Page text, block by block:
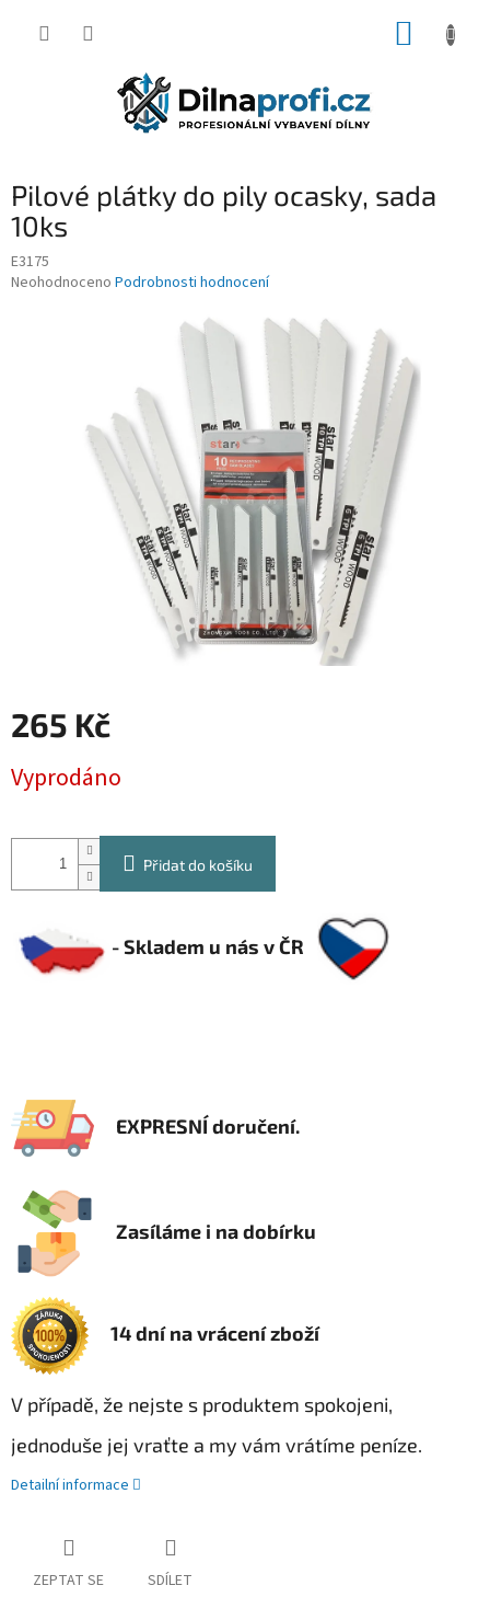
Pilové plátky do pily ocasky, sada
10ks
E3175
Průměrné
Neohodnoceno Podrobnosti hodnocení
265 Kč
cena:
Vyprodáno
Přidat do košíku
- Skladem u nás v ČR
EXPRESNÍ doručení.
Zasíláme i na dobírku
14 dní na vrácení zboží
V případě, že nejste s produktem spokojeni,
jednoduše jej vraťte a my vám vrátíme peníze.
Detailní informace
ZEPTAT SE SDÍLET